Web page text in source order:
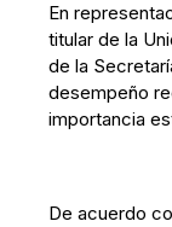
En
titular de la
de la
desempeño
importancia
De acuerdo